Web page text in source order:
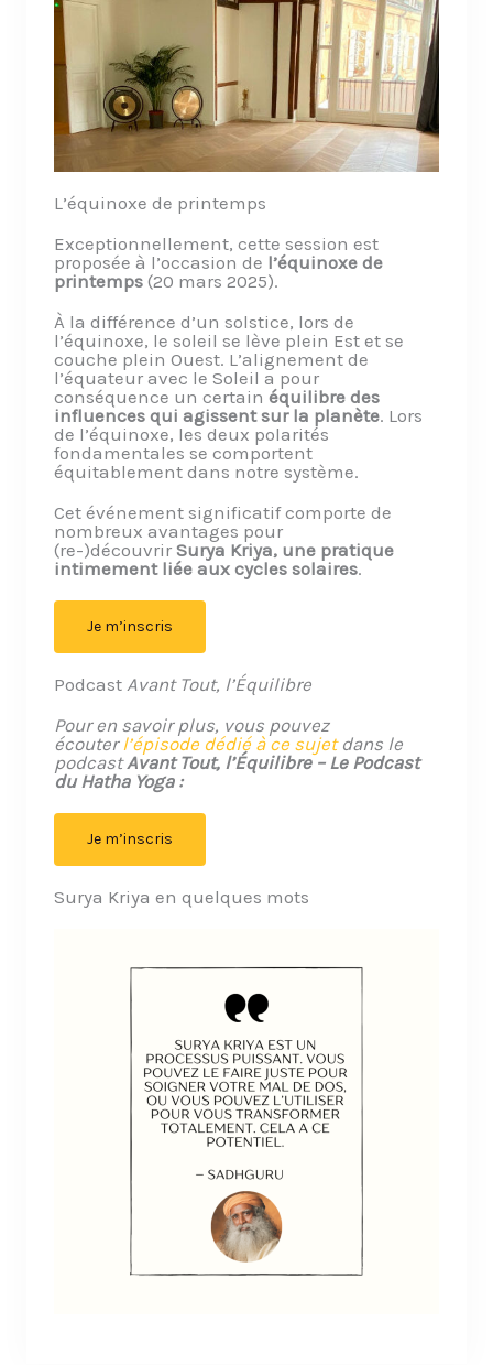
L’équinoxe de printemps
Exceptionnellement, cette session est
proposée à l’occasion de l’équinoxe de
printemps(20 mars 2025).
À la différence d’un solstice, lors de
l’équinoxe, le soleil se lève plein Est et se
couche plein Ouest. L’alignement de
l’équateur avec le Soleil a pour
conséquence un certain équilibre des
influences qui agissent sur la planète. Lors
de l’équinoxe, les deux polarités
fondamentales se comportent
équitablement dans notre système.
Cet événement significatif comporte de
nombreux avantages pour
(re-)découvrirSurya Kriya, une pratique
intimement liée aux cycles solaires.
Je m’inscris
PodcastAvant Tout, l’Équilibre
Pour en savoir plus, vous pouvez
écouterl’épisode dédié à ce sujetdans le
podcastAvant Tout, l’Équilibre – Le Podcast
du Hatha Yoga :
Je m’inscris
Surya Kriya en quelques mots